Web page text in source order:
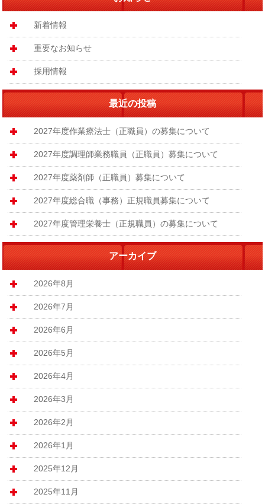
新着情報
重要なお知らせ
採用情報
最近の投稿
2027年度作業療法士（正職員）の募集について
2027年度調理師業務職員（正職員）募集について
2027年度薬剤師（正職員）募集について
2027年度総合職（事務）正規職員募集について
2027年度管理栄養士（正規職員）の募集について
アーカイブ
2026年8月
2026年7月
2026年6月
2026年5月
2026年4月
2026年3月
2026年2月
2026年1月
2025年12月
2025年11月